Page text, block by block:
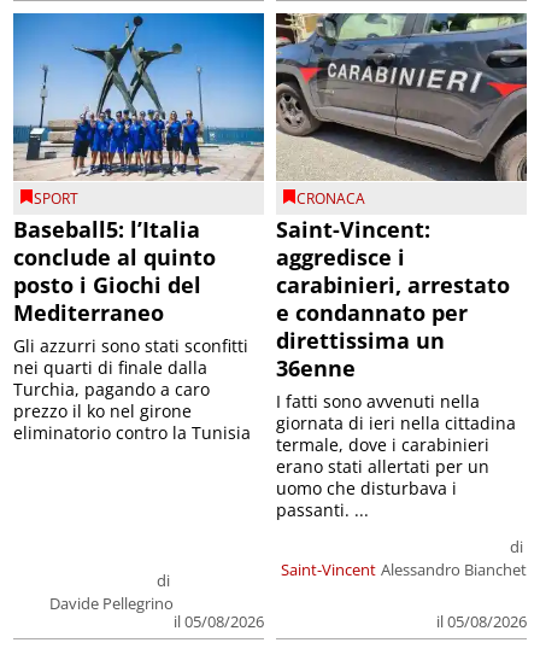
SPORT
Baseball5: l’Italia
conclude al quinto
posto i Giochi del
Mediterraneo
di
Davide Pellegrino
il 05/08/2026
Gli azzurri sono stati sconfitti
nei quarti di finale dalla
Turchia, pagando a caro
prezzo il ko nel girone
eliminatorio contro la Tunisia
CRONACA
Saint-Vincent:
aggredisce i
carabinieri, arrestato
e condannato per
direttissima un
36enne
Saint-Vincent
di
Alessandro Bianchet
il 05/08/2026
I fatti sono avvenuti nella
giornata di ieri nella cittadina
termale, dove i carabinieri
erano stati allertati per un
uomo che disturbava i
passanti. ...